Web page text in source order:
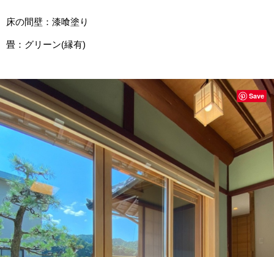
床の間壁：漆喰塗り
畳：グリーン(縁有)
Save